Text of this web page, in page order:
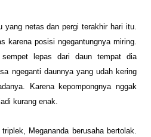
yang netas dan pergi terakhir hari itu.
karena posisi ngegantungnya miring.
lepas dari daun tempat dia
ngeganti daunnya yang udah kering
Karena kepompongnya nggak
kurang enak.
Megananda berusaha bertolak.